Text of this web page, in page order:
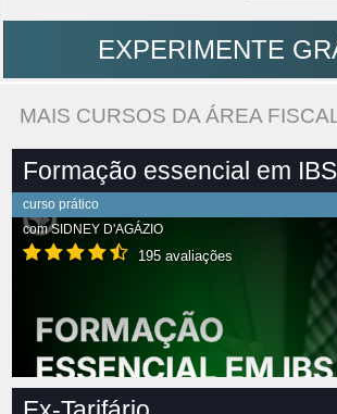
EXPERIMENTE
MAIS CURSOS DA ÁREA
Formação essencial em
curso prático
comSIDNEY D'AGÁZIO
195 avaliações